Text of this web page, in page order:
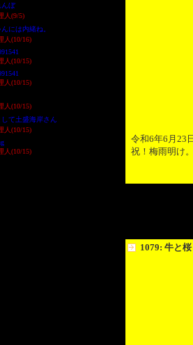
んぼ
人(9/5)
には内緒ね。
人(10/16)
人(10/15)
人(10/15)
人(10/15)
て土盛海岸さん
人(10/15)
人(10/15)
令和6年6月23
祝！梅雨明け
1079: 牛と桜